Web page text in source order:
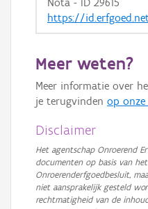
https://
Meer weten?
Meer informatie over
je terugvinden op onze
Disclaimer
Het agentschap Onroerend
documenten op basis van
Onroerenderfgoedbesluit,
niet aansprakelijk gesteld
rechtmatigheid van de